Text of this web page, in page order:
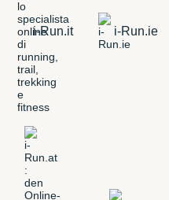
i-Run.it i-Run.ie